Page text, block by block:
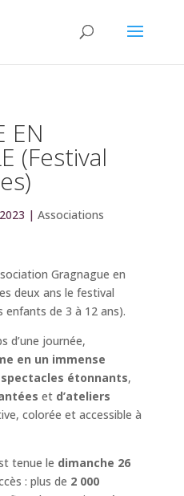
EN
(Festival
| Associations
Gragnague en
deux ans le festival
enfants de 3 à 12 ans).
d’une journée,
en un immense
spectacles étonnants,
et d’ateliers
colorée et accessible à
tenue le dimanche 26
: plus de 2 000